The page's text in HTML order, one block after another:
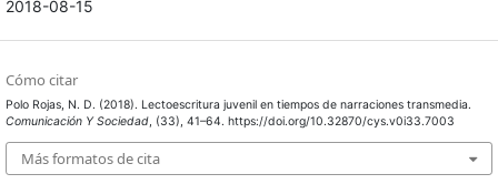
2018-08-15
Cómo citar
Polo Rojas, N. D. (2018). Lectoescritura juvenil en tiempos de narraciones transmedia.
Comunicación Y Sociedad, (33), 41–64. https://doi.org/10.32870/cys.v0i33.7003
Más formatos de cita